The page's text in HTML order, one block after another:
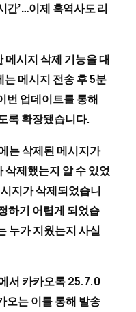
간’…이제 흑역사도 리
메시지 삭제 기능을 대
메시지 전송 후 5분
번 업데이트를 통해
록 확장됐습니다.
는 삭제된 메시지가
삭제했는지 알 수 있었
지가 삭제되었습니
하기 어렵게 되었습
누가 지웠는지 사실
서 카카오톡 25.7.0
오는 이를 통해 발송